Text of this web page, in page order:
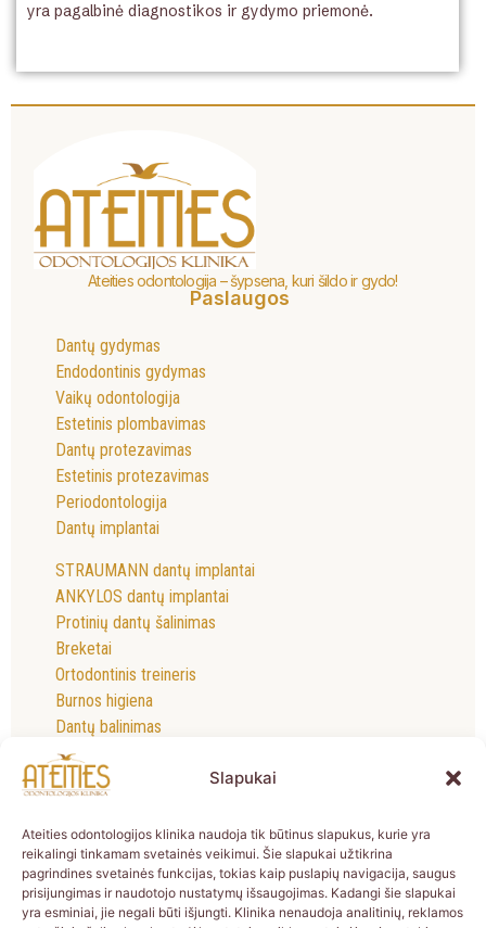
Slapukai
Ateities odontologijos klinika naudoja tik būtinus slapukus, kurie yra
reikalingi tinkamam svetainės veikimui. Šie slapukai užtikrina
pagrindines svetainės funkcijas, tokias kaip puslapių navigacija, saugus
prisijungimas ir naudotojo nustatymų išsaugojimas. Kadangi šie slapukai
yra esminiai, jie negali būti išjungti. Klinika nenaudoja analitinių, reklamos
yra pagalbinė diagnostikos ir gydymo priemonė.
Ateities odontologija – šypsena, kuri šildo ir gydo!
Paslaugos
Dantų gydymas
Endodontinis gydymas
Vaikų odontologija
Estetinis plombavimas
Dantų protezavimas
Estetinis protezavimas
Periodontologija
Dantų implantai
STRAUMANN dantų implantai
ANKYLOS dantų implantai
Protinių dantų šalinimas
Breketai
Ortodontinis treineris
Burnos higiena
Dantų balinimas
Dantų rentgeno nuotrauka
Kontaktai
UAB “Ateities odontologijos klinika”
Įmonės kodas: 303033663
Vadovas:Jurgita Raulynaitienė